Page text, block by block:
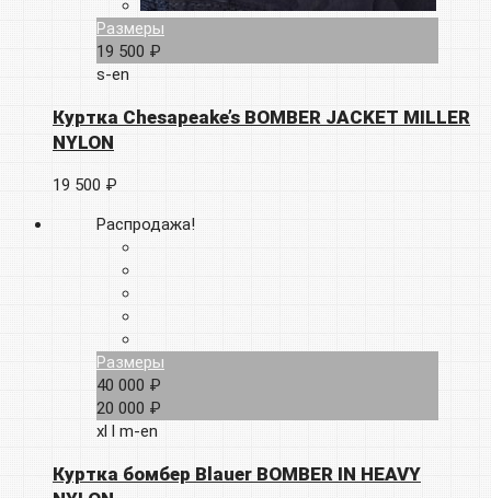
Размеры
19 500 ₽
s-en
Куртка Chesapeake’s BOMBER JACKET MILLER
NYLON
19 500 ₽
Распродажа!
Размеры
40 000 ₽
20 000 ₽
xl l m-en
Куртка бомбер Blauer BOMBER IN HEAVY